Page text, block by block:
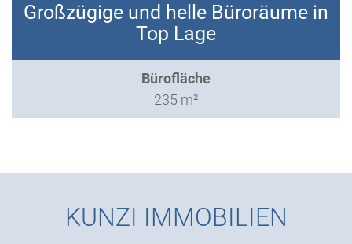
Großzügige und helle Büroräume in
Top Lage
Bürofläche
235 m²
KUNZI IMMOBILIEN